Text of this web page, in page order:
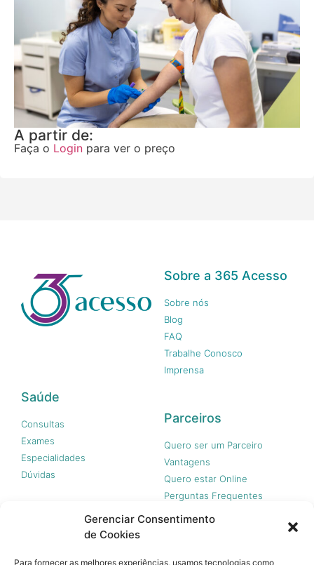
Gerenciar Consentimento
de Cookies
Para fornecer as melhores experiências, usamos tecnologias como
A partir de:
Faça o Login para ver o preço
Sobre a 365 Acesso
Sobre nós
Blog
FAQ
Trabalhe Conosco
Imprensa
Saúde
Consultas
Exames
Especialidades
Dúvidas
Parceiros
Quero ser um Parceiro
Vantagens
Quero estar Online
Perguntas Frequentes